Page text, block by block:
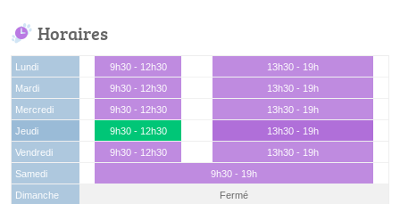
Horaires
Lundi 9h30 - 12h30
13h30 - 19h
Mardi
9h30 - 12h30
13h30 - 19h
Mercredi
9h30 - 12h30
13h30 - 19h
Jeudi
9h30 - 12h30
13h30 - 19h
Vendredi
9h30 - 12h30
13h30 - 19h
Samedi
9h30 - 19h
Dimanche
Fermé